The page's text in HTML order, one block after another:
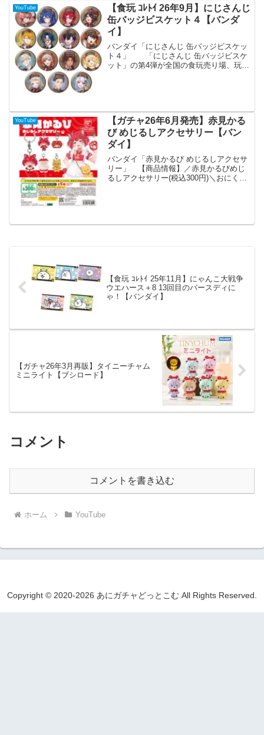
たっとねじまきますこっと vol.3が登
場！ ...
YouTube
【食玩 ｺﾚﾄｲ 26年9月】にじさんじ
缶バッジビスケット４【バンダ
イ】
バンダイ「にじさんじ 缶バッジビスケッ
ト４」 「にじさんじ 缶バッジビスケ
ット」の第4弾が全国の食玩売り場、玩
YouTube
【ガチャ26年6月発売】赤見かる
び めじるしアクセサリー【バン
ダイ】
バンダイ「赤見かるび めじるしアクセサ
リー」 【商品情報】／赤見かるびめじ
るしアクセサリー(税込300円)＼おにくの
【食玩 ｺﾚﾄｲ 25年11月】にゃんこ大戦争
ウエハース＋8 13回目のバースディに
ゃ！【バンダイ】
【ガチャ26年3月再販】タイニーチャム
ミニライト【ブシロード】
コメント
コメントを書き込む
ホーム YouTube
Copyright © 2020-2026 あにガチャどっとこむ All Rights Reserved.